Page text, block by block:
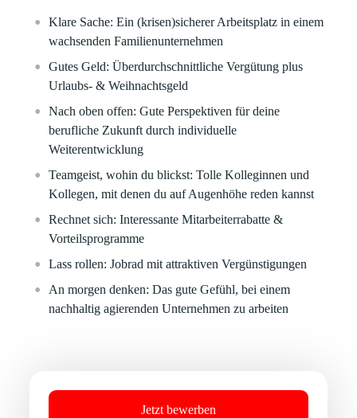
Klare Sache:Ein (krisen)sicherer Arbeitsplatz in einem
wachsenden Familienunternehmen
Gutes Geld:Überdurchschnittliche Vergütung plus
Urlaubs- & Weihnachtsgeld
Nach oben offen:Gute Perspektiven für deine
berufliche Zukunft durch individuelle
Weiterentwicklung
Teamgeist, wohin du blickst:Tolle Kolleginnen und
Kollegen, mit denen du auf Augenhöhe reden kannst
Rechnet sich:Interessante Mitarbeiterrabatte &
Vorteilsprogramme
Lass rollen:Jobrad mit attraktiven Vergünstigungen
An morgen denken:Das gute Gefühl, bei einem
nachhaltig agierenden Unternehmen zu arbeiten
Jetzt bewerben